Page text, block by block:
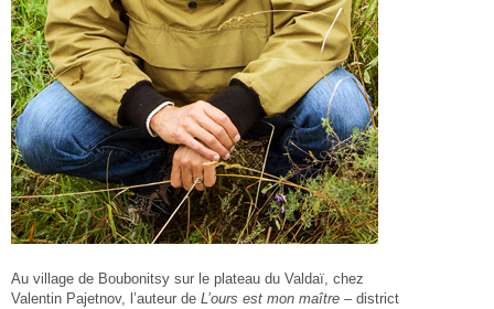
Au village de Boubonitsy sur le plateau du Valdaï, chez
Valentin Pajetnov, l’auteur de L’ours est mon maître – district